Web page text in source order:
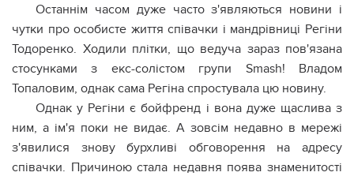
Останнім часом дуже часто з'являються новини і
чутки про особисте життя співачки і мандрівниці Регіни
Тодоренко. Ходили плітки, що ведуча зараз пов'язана
стосунками з екс-солістом групи Smash! Владом
Топаловим, однак сама Регіна спростувала цю новину.
Однак у Регіни є бойфренд і вона дуже щаслива з
ним, а ім'я поки не видає. А зовсім недавно в мережі
з'явилися знову бурхливі обговорення на адресу
співачки. Причиною стала недавня поява знаменитості